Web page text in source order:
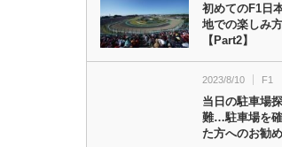
初めてのF1日
地での楽しみ
【Part2】
2023/8/10 F1
当日の駐車場
難…駐車場を
た方へのお勧